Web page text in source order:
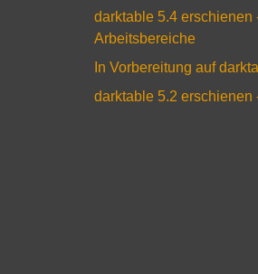
darktable 5.4 erschienen
Arbeitsbereiche
In Vorbereitung auf
darktable 5.2 erschienen